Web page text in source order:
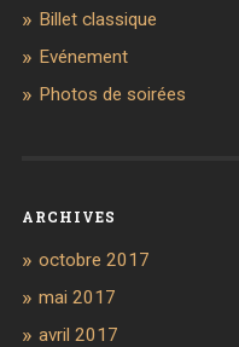
Billet classique
Evénement
Photos de soirées
ARCHIVES
octobre 2017
mai 2017
avril 2017